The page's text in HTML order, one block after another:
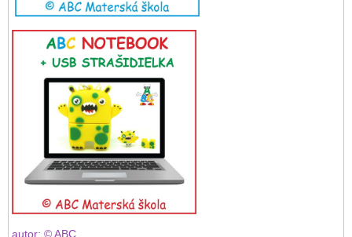
autor: © ABC